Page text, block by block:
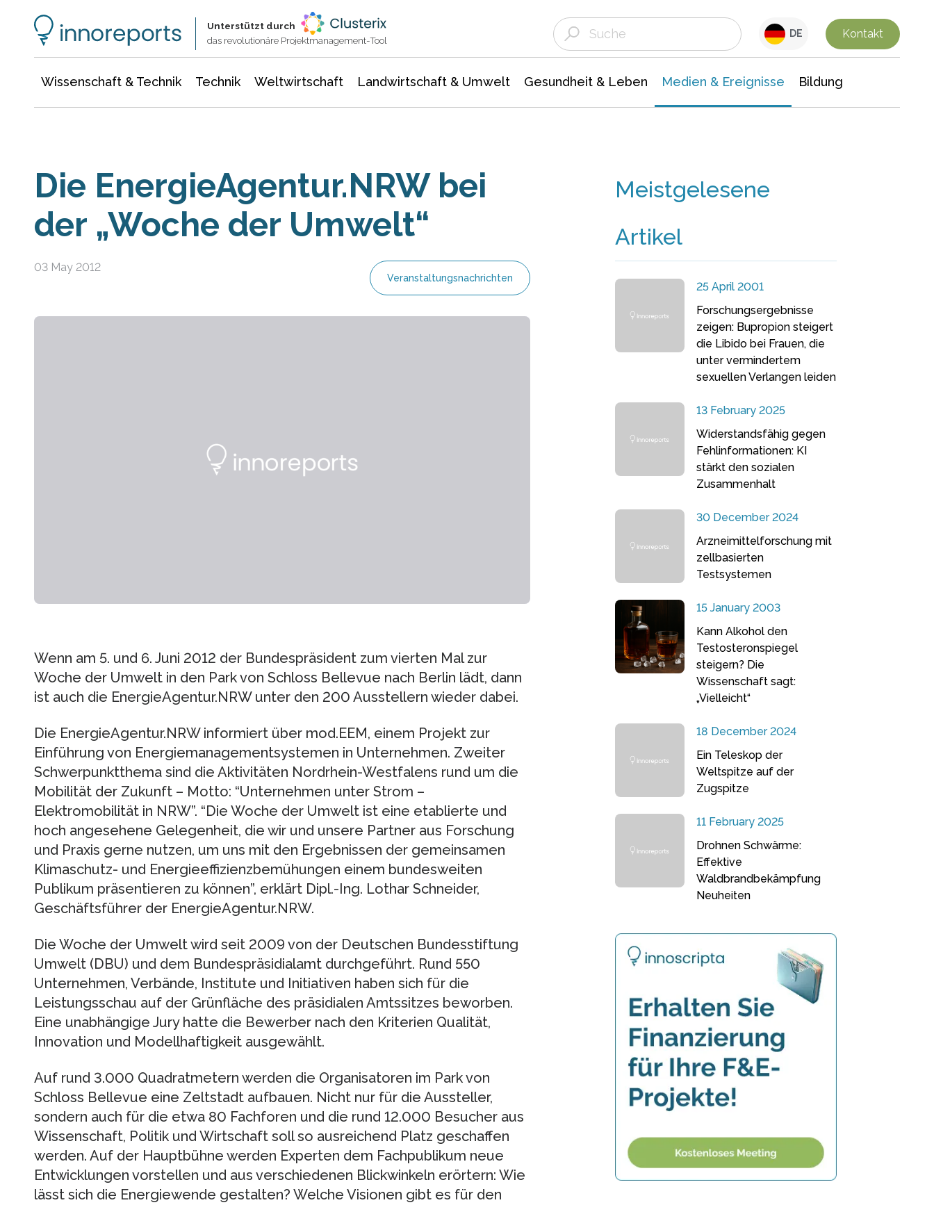
Unterstützt durch
das revolutionäre Projektmanagement-Tool
DE Kontakt
Wissenschaft & Technik Technik Weltwirtschaft Landwirtschaft & Umwelt Gesundheit & Leben Medien & Ereignisse Bildung
Die EnergieAgentur.NRW bei
der „Woche der Umwelt“
03 May 2012
Veranstaltungsnachrichten
Wenn am 5. und 6. Juni 2012 der Bundespräsident zum vierten Mal zur
Woche der Umwelt in den Park von Schloss Bellevue nach Berlin lädt, dann
ist auch die EnergieAgentur.NRW unter den 200 Ausstellern wieder dabei.
Die EnergieAgentur.NRW informiert über mod.EEM, einem Projekt zur
Einführung von Energiemanagementsystemen in Unternehmen. Zweiter
Schwerpunktthema sind die Aktivitäten Nordrhein-Westfalens rund um die
Mobilität der Zukunft – Motto: “Unternehmen unter Strom –
Elektromobilität in NRW”. “Die Woche der Umwelt ist eine etablierte und
hoch angesehene Gelegenheit, die wir und unsere Partner aus Forschung
und Praxis gerne nutzen, um uns mit den Ergebnissen der gemeinsamen
Klimaschutz- und Energieeffizienzbemühungen einem bundesweiten
Publikum präsentieren zu können”, erklärt Dipl.-Ing. Lothar Schneider,
Geschäftsführer der EnergieAgentur.NRW.
Die Woche der Umwelt wird seit 2009 von der Deutschen Bundesstiftung
Umwelt (DBU) und dem Bundespräsidialamt durchgeführt. Rund 550
Unternehmen, Verbände, Institute und Initiativen haben sich für die
Leistungsschau auf der Grünfläche des präsidialen Amtssitzes beworben.
Eine unabhängige Jury hatte die Bewerber nach den Kriterien Qualität,
Innovation und Modellhaftigkeit ausgewählt.
Auf rund 3.000 Quadratmetern werden die Organisatoren im Park von
Schloss Bellevue eine Zeltstadt aufbauen. Nicht nur für die Aussteller,
sondern auch für die etwa 80 Fachforen und die rund 12.000 Besucher aus
Wissenschaft, Politik und Wirtschaft soll so ausreichend Platz geschaffen
werden. Auf der Hauptbühne werden Experten dem Fachpublikum neue
Entwicklungen vorstellen und aus verschiedenen Blickwinkeln erörtern: Wie
lässt sich die Energiewende gestalten? Welche Visionen gibt es für den
Meistgelesene
Artikel
25 April 2001
Forschungsergebnisse
zeigen: Bupropion steigert
die Libido bei Frauen, die
unter vermindertem
sexuellen Verlangen leiden
13 February 2025
Widerstandsfähig gegen
Fehlinformationen: KI
stärkt den sozialen
Zusammenhalt
30 December 2024
Arzneimittelforschung mit
zellbasierten
Testsystemen
15 January 2003
Kann Alkohol den
Testosteronspiegel
steigern? Die
Wissenschaft sagt:
„Vielleicht“
18 December 2024
Ein Teleskop der
Weltspitze auf der
Zugspitze
11 February 2025
Drohnen Schwärme:
Effektive
Waldbrandbekämpfung
Neuheiten